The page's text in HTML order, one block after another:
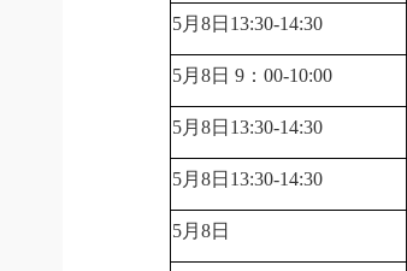
5月8日13:30-14:30
5月8日 9：00-10:00
5月8日13:30-14:30
5月8日13:30-14:30
5月8日